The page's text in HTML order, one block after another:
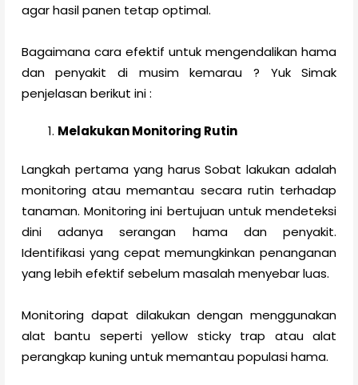
agar hasil panen tetap optimal.
Bagaimana cara efektif untuk mengendalikan hama
dan penyakit di musim kemarau ? Yuk Simak
penjelasan berikut ini :
Melakukan Monitoring Rutin
Langkah pertama yang harus Sobat lakukan adalah
monitoring atau memantau secara rutin terhadap
tanaman. Monitoring ini bertujuan untuk mendeteksi
dini adanya serangan hama dan penyakit.
Identifikasi yang cepat memungkinkan penanganan
yang lebih efektif sebelum masalah menyebar luas.
Monitoring dapat dilakukan dengan menggunakan
alat bantu seperti yellow sticky trap atau alat
perangkap kuning untuk memantau populasi hama.